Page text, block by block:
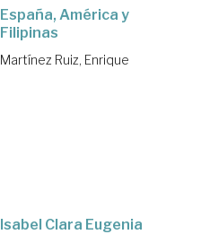
España, América y
Filipinas
Martínez Ruiz, Enrique
Isabel Clara Eugenia